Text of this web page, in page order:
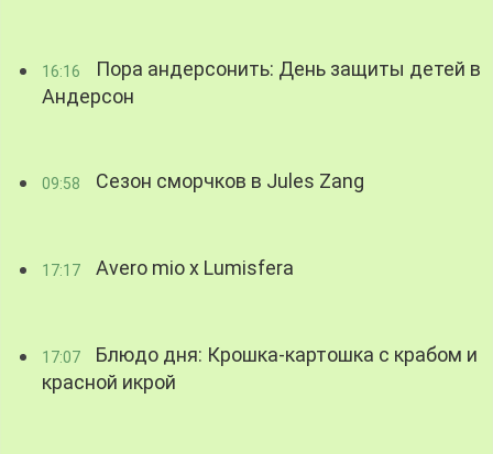
16:16
Пора андерсонить: День защиты детей в
Андерсон
09:58 Сезон сморчков в Jules Zang
17:17 Avero mio x Lumisfera
17:07
Блюдо дня: Крошка-картошка с крабом и
красной икрой